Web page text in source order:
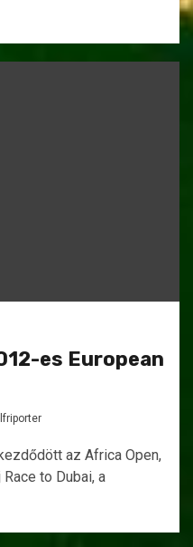
es European
az Africa Open,
to Dubai, a